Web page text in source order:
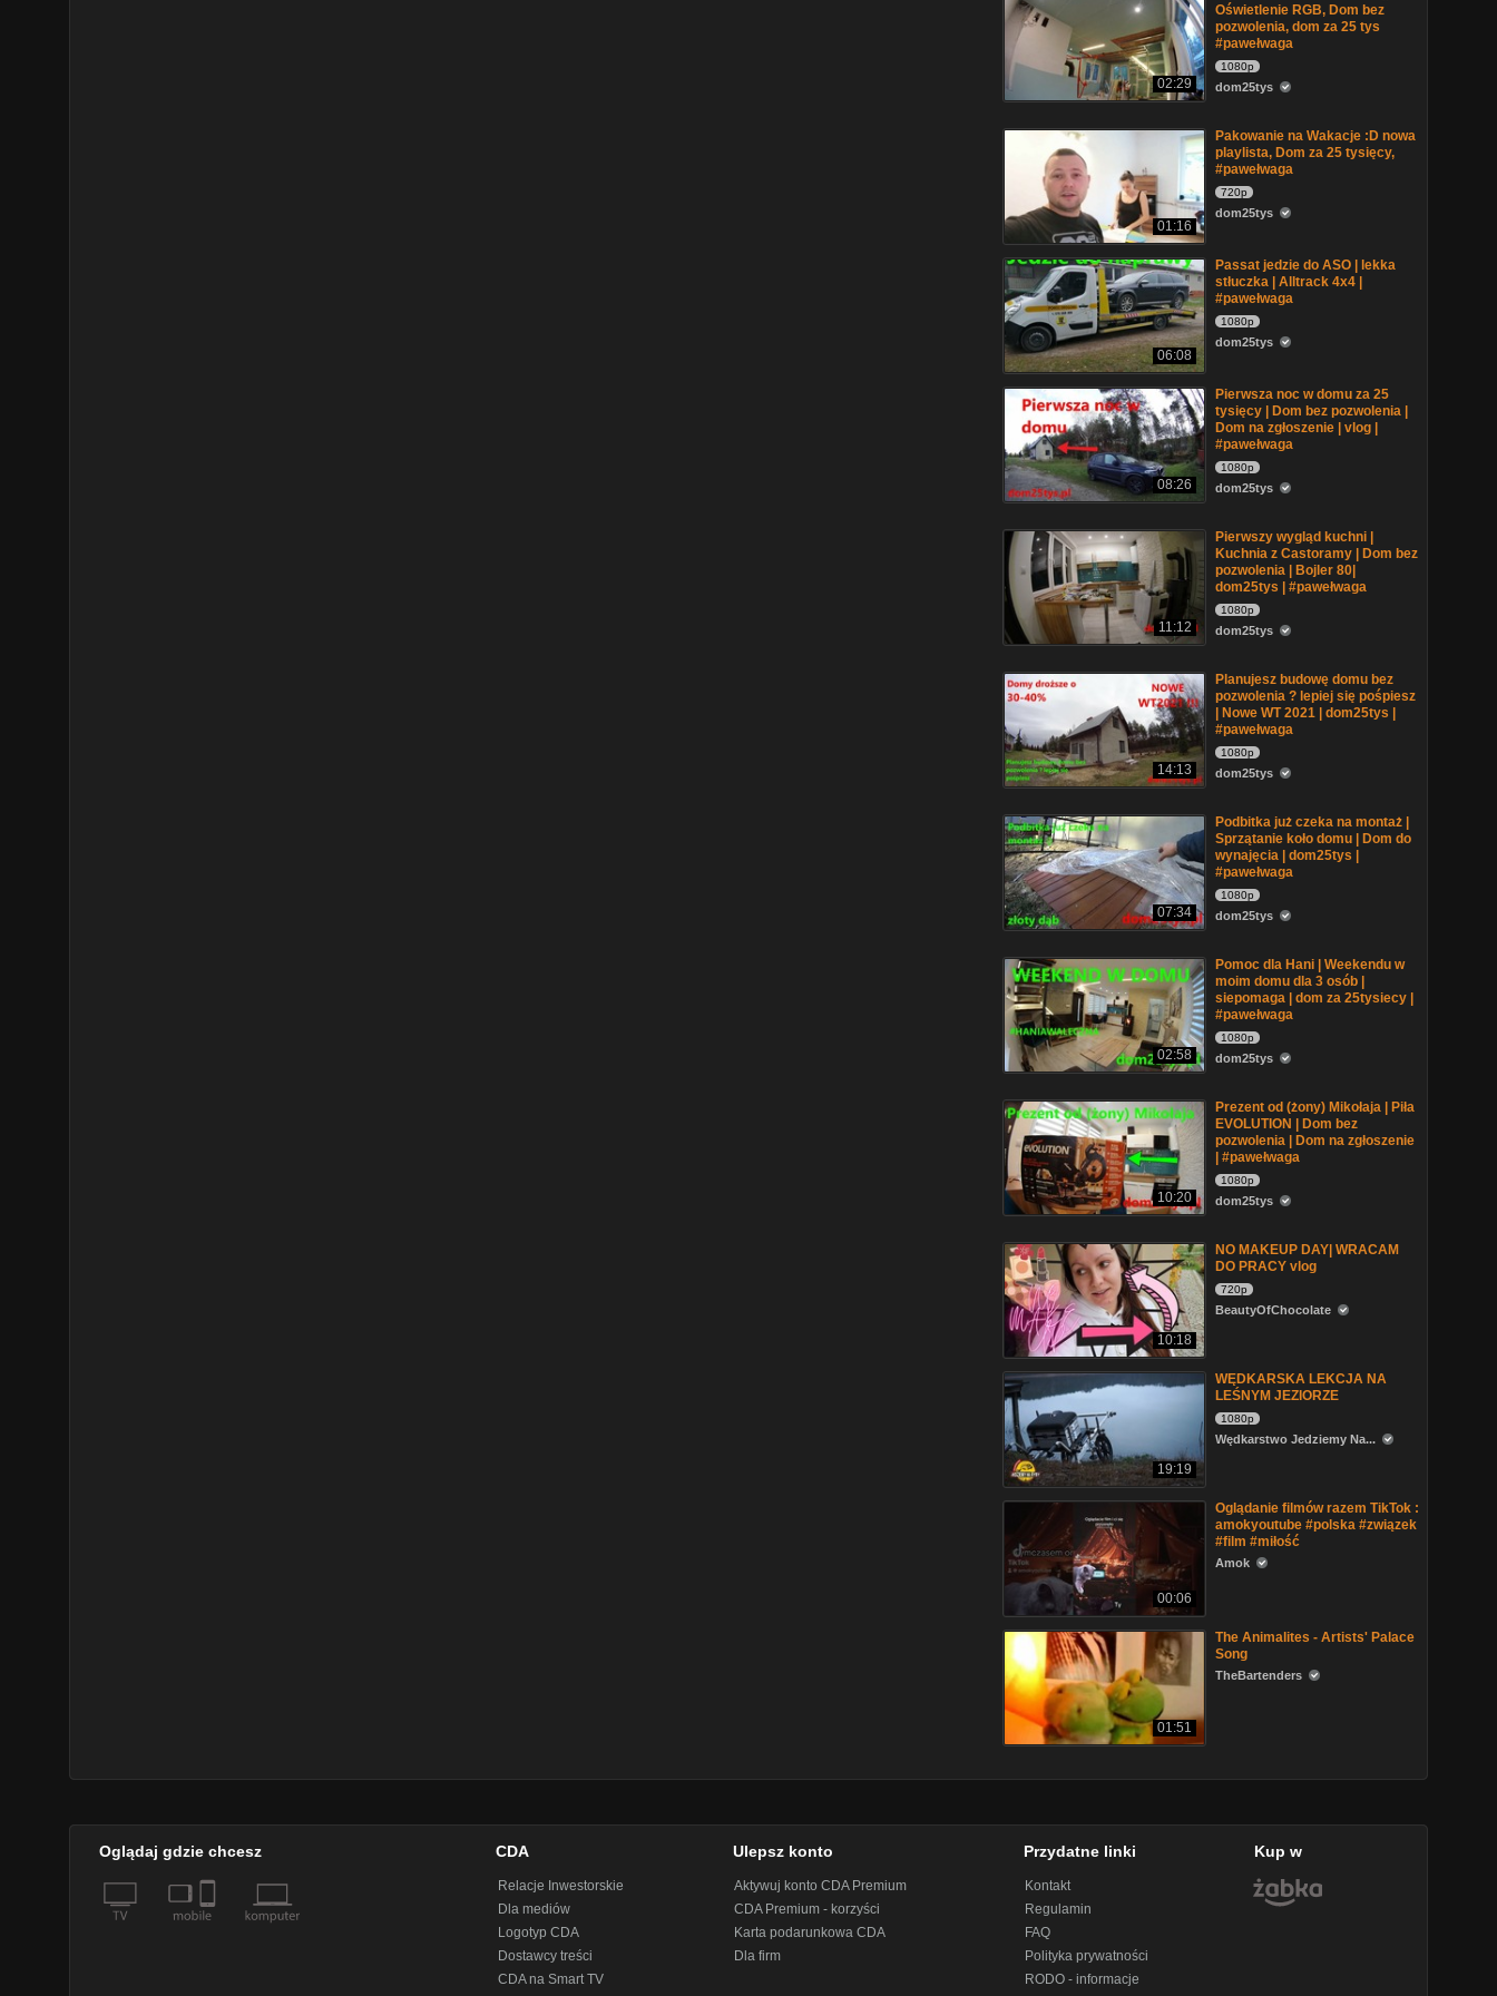
02:29
Oświetlenie RGB, Dom bez
pozwolenia, dom za 25 tys
#pawełwaga
1080p
dom25tys
01:16
Pakowanie na Wakacje :D nowa
playlista, Dom za 25 tysięcy,
#pawełwaga
720p
dom25tys
06:08
Passat jedzie do ASO | lekka
stłuczka | Alltrack 4x4 |
#pawełwaga
1080p
dom25tys
08:26
Pierwsza noc w domu za 25
tysięcy | Dom bez pozwolenia |
Dom na zgłoszenie | vlog |
#pawełwaga
1080p
dom25tys
11:12
Pierwszy wygląd kuchni |
Kuchnia z Castoramy | Dom bez
pozwolenia | Bojler 80|
dom25tys | #pawełwaga
1080p
dom25tys
14:13
Planujesz budowę domu bez
pozwolenia ? lepiej się pośpiesz
| Nowe WT 2021 | dom25tys |
#pawełwaga
1080p
dom25tys
07:34
Podbitka już czeka na montaż |
Sprzątanie koło domu | Dom do
wynajęcia | dom25tys |
#pawełwaga
1080p
dom25tys
02:58
Pomoc dla Hani | Weekendu w
moim domu dla 3 osób |
siepomaga | dom za 25tysiecy |
#pawełwaga
1080p
dom25tys
10:20
Prezent od (żony) Mikołaja | Piła
EVOLUTION | Dom bez
pozwolenia | Dom na zgłoszenie
| #pawełwaga
1080p
dom25tys
10:18
NO MAKEUP DAY| WRACAM
DO PRACY vlog
720p
BeautyOfChocolate
19:19
WĘDKARSKA LEKCJA NA
LEŚNYM JEZIORZE
1080p
Wędkarstwo Jedziemy Na...
00:06
Oglądanie filmów razem TikTok :
amokyoutube #polska #związek
#film #miłość
Amok
01:51
The Animalites - Artists' Palace
Song
TheBartenders
Oglądaj gdzie chcesz CDA
Relacje Inwestorskie
Dla mediów
Logotyp CDA
Dostawcy treści
CDA na Smart TV
Ulepsz konto
Aktywuj konto CDA Premium
CDA Premium - korzyści
Karta podarunkowa CDA
Dla firm
Przydatne linki
Kontakt
Regulamin
FAQ
Polityka prywatności
RODO - informacje
Kup w